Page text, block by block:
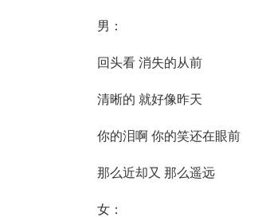
男：
回头看 消失的从前
清晰的 就好像昨天
你的泪啊 你的笑还在眼前
那么近却又 那么遥远
女：